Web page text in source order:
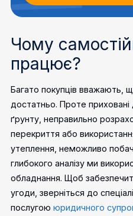
Чому
працює?
Багато покупців вважають,
достатньо. Проте приховані
ґрунту, неправильно
перекриття або
утеплення, неможливо
глибокого аналізу ми
обладнання. Щоб
угоди, зверніться до
послугою юридичного